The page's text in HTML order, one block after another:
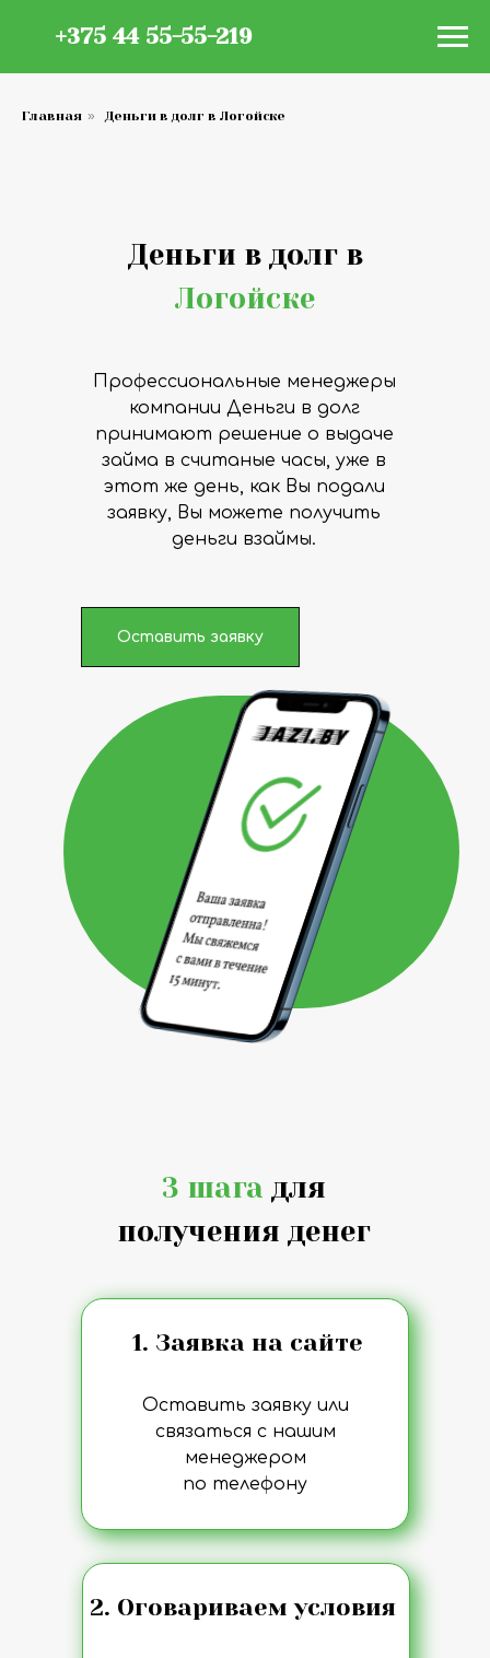
+375 44 55-55-219
Главная » Деньги в долг в Логойске
Деньги в долг в
Логойске
Профессиональные менеджеры
компании Деньги в долг
принимают решение о выдаче
займа в считаные часы, уже в
этот же день, как Вы подали
заявку, Вы можете получить
деньги взаймы.
Оставить заявку
3 шага для
получения денег
1. Заявка на сайте
Оставить заявку или
связаться с нашим
менеджером
по телефону
2. Оговариваем условия